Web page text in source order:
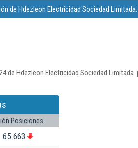
de Hdezleon Electricidad Sociedad Limitada.
Hdezleon Electricidad Sociedad
Posiciones
65.663